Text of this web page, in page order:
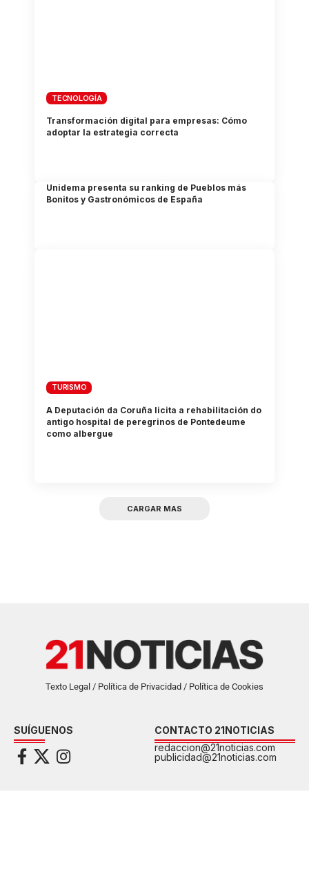
TECNOLOGÍA
Transformación digital para empresas: Cómo
adoptar la estrategia correcta
Unidema presenta su ranking de Pueblos más
Bonitos y Gastronómicos de España
TURISMO
A Deputación da Coruña licita a rehabilitación do
antigo hospital de peregrinos de Pontedeume
como albergue
CARGAR MAS
Texto Legal / Política de Privacidad / Política de Cookies
SUÍGUENOS
CONTACTO 21NOTICIAS
redaccion@21noticias.com
publicidad@21noticias.com